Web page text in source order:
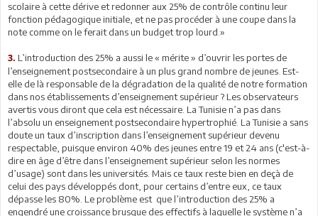
scolaire à cette dérive et redonner aux 25% de contrôle continu leur
fonction pédagogique initiale, et ne pas procéder à une coupe dans la
note comme on le ferait dans un budget trop lourd.»
3. L’introduction des 25% a aussi le « mérite » d’ouvrir les portes de
l’enseignement postsecondaire à un plus grand nombre de jeunes. Est-
elle de là responsable de la dégradation de la qualité de notre formation
dans nos établissements d’enseignement supérieur ? Les observateurs
avertis vous diront que cela est nécessaire. La Tunisie n’a pas dans
l’absolu un enseignement postsecondaire hypertrophié. La Tunisie a sans
doute un taux d’inscription dans l’enseignement supérieur devenu
respectable, puisque environ 40% des jeunes entre 19 et 24 ans (c'est-à-
dire en âge d’être dans l’enseignement supérieur selon les normes
d’usage) sont dans les universités. Mais ce taux reste bien en deçà de
celui des pays développés dont, pour certains d’entre eux, ce taux
dépasse les 80%. Le problème est que l’introduction des 25% a
engendré une croissance brusque des effectifs à laquelle le système n’a